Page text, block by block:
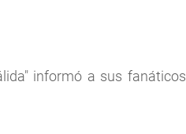
informó a sus fanáticos